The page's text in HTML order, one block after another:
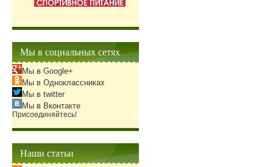
Мы в социальных сетях
Мы в Google+
Мы в Одноклассниках
Мы в twitter
Мы в Вконтакте
Присоединяйтесь!
Наши статьи